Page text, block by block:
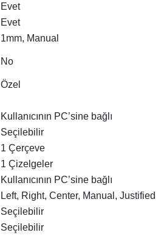
Evet
Evet
1mm, Manual
No
Özel
Kullanıcının PC’sine bağlı
Seçilebilir
1 Çerçeve
1 Çizelgeler
Kullanıcının PC’sine bağlı
Left, Right, Center, Manual, Justified
Seçilebilir
Seçilebilir